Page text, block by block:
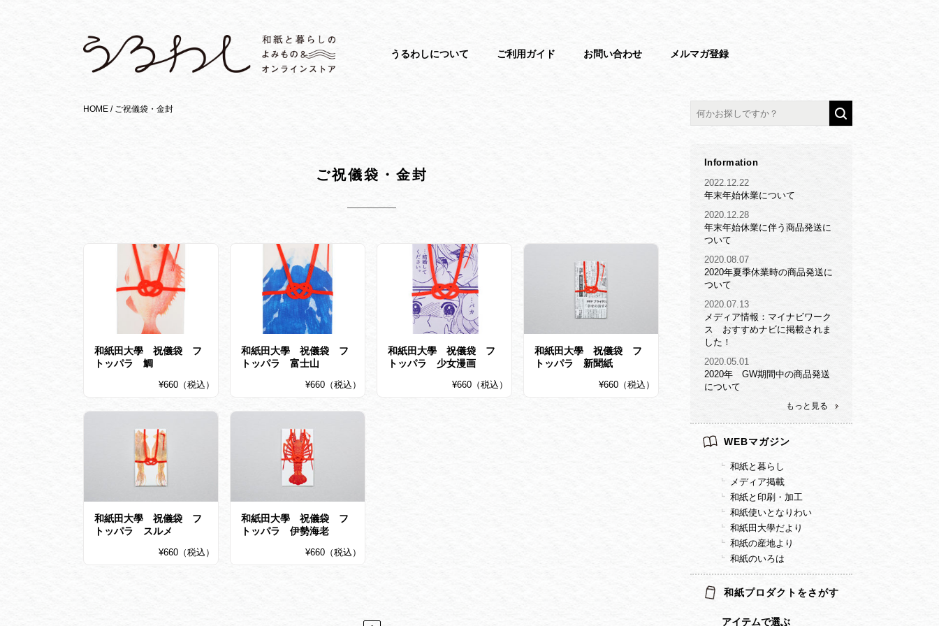
うるわしについて ご利用ガイド お問い合わせ メルマガ登録
HOME / ご祝儀袋・金封
ご祝儀袋・金封
和紙田大學 祝儀袋 フ
トッパラ 鯛
¥660（税込）
和紙田大學 祝儀袋 フ
トッパラ 富士山
¥660（税込）
和紙田大學 祝儀袋 フ
トッパラ 少女漫画
¥660（税込）
和紙田大學 祝儀袋 フ
トッパラ 新聞紙
¥660（税込）
和紙田大學 祝儀袋 フ
トッパラ スルメ
¥660（税込）
和紙田大學 祝儀袋 フ
トッパラ 伊勢海老
¥660（税込）
Information
2022.12.22
年末年始休業について
2020.12.28
年末年始休業に伴う商品発送に
ついて
2020.08.07
2020年夏季休業時の商品発送に
ついて
2020.07.13
メディア情報：マイナビワーク
ス おすすめナビに掲載されま
した！
2020.05.01
2020年 GW期間中の商品発送
について
もっと見る
WEBマガジン
和紙と暮らし
メディア掲載
和紙と印刷・加工
和紙使いとなりわい
和紙田大學だより
和紙の産地より
和紙のいろは
和紙プロダクトをさがす
アイテムで選ぶ